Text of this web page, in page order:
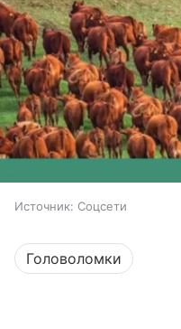
Источник: Соцсети
Головоломки